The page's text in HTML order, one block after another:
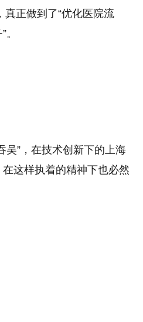
真正做到了“优化医院流
吴”，在技术创新下的上海
这样执着的精神下也必然